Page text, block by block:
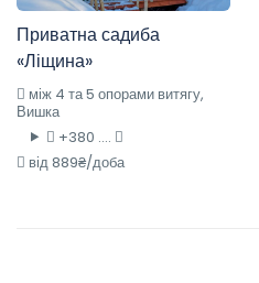
Приватна садиба
«Ліщина»
між 4 та 5 опорами витягу,
Вишка
+380 ....
від 889₴/доба